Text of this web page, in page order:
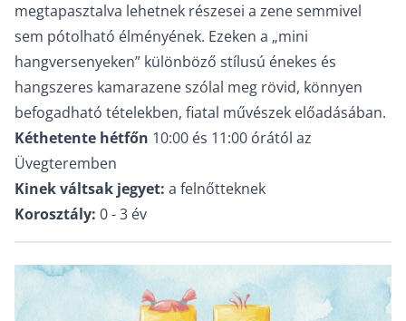
megtapasztalva lehetnek részesei a zene semmivel
sem pótolható élményének. Ezeken a „mini
hangversenyeken” különböző stílusú énekes és
hangszeres kamarazene szólal meg rövid, könnyen
befogadható tételekben, fiatal művészek előadásában.
Kéthetente hétfőn 10:00 és 11:00 órától az
Üvegteremben
Kinek váltsak jegyet: a felnőtteknek
Korosztály: 0 - 3 év